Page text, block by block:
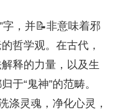
字，并📝非意味着邪
哲学观。在古代，
释的力量，以及生
于“鬼神”的范畴。
涤灵魂，净化心灵，